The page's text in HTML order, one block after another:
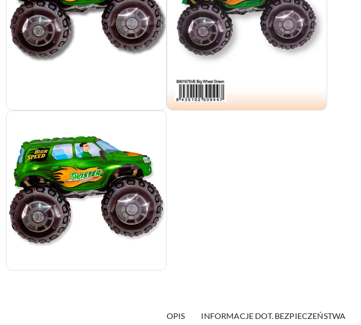
OPIS INFORMACJE DOT. BEZPIECZEŃSTWA